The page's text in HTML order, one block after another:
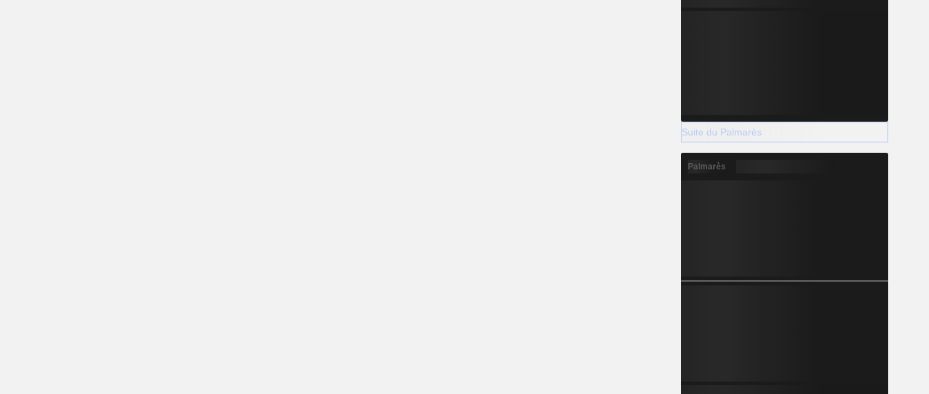
Suite du Palmarès
Palmarès